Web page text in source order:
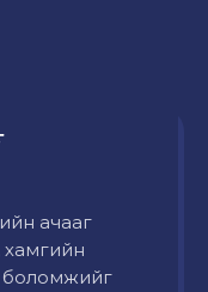
ачааг
хамгийн
боломжийг